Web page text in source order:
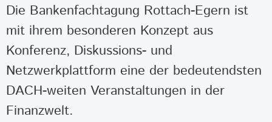
Die Bankenfachtagung Rottach-Egern ist
mit ihrem besonderen Konzept aus
Konferenz, Diskussions- und
Netzwerkplattform eine der bedeutendsten
DACH-weiten Veranstaltungen in der
Finanzwelt.